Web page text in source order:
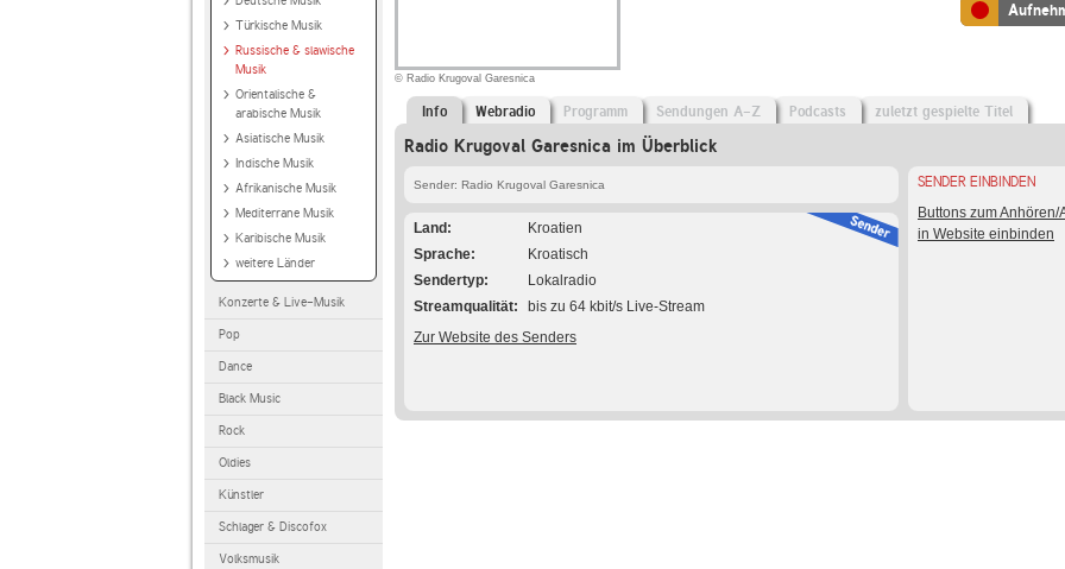
Türkische Musik
Russische & slawische
Musik
Orientalische &
arabische Musik
Asiatische Musik
Indische Musik
Afrikanische Musik
Mediterrane Musik
Karibische Musik
weitere Länder
Konzerte & Live-Musik
Pop
Dance
Black Music
Rock
Oldies
Künstler
Schlager & Discofox
Volksmusik
© Radio Krugoval Garesnica
Info Webradio Programm Sendungen A-Z Podcasts zuletzt gespielte Titel
Radio Krugoval Garesnica im Überblick
Sender: Radio Krugoval Garesnica
Land
Kroatien
Sprache
Kroatisch
Sendertyp
Lokalradio
Streamqualität
bis zu 64 kbit/s Live-Stream
Zur Website des Senders
SENDER EINBINDEN
Buttons zum Anhören/
in Website einbinden